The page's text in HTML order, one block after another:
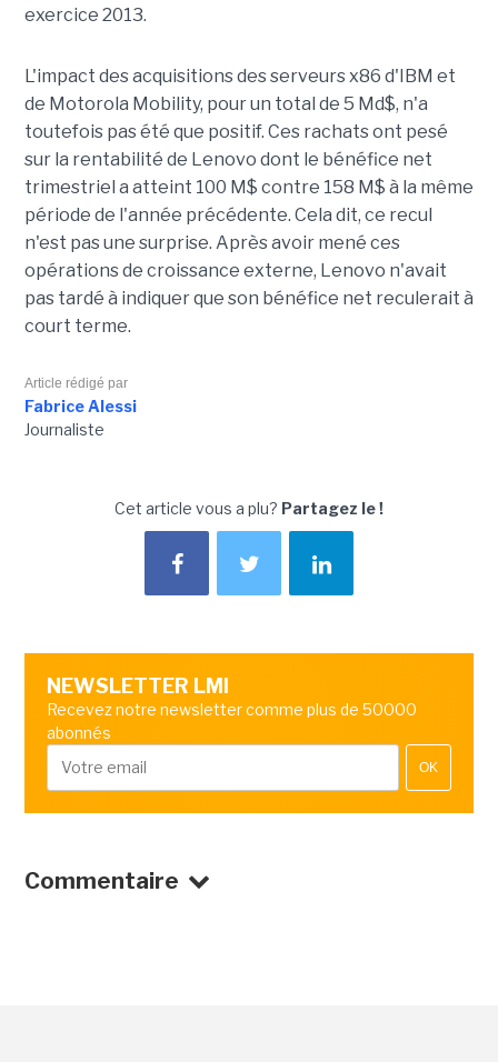
exercice 2013.
L'impact des acquisitions des serveurs x86 d'IBM et
de Motorola Mobility, pour un total de 5 Md$, n'a
toutefois pas été que positif. Ces rachats ont pesé
sur la rentabilité de Lenovo dont le bénéfice net
trimestriel a atteint 100 M$ contre 158 M$ à la même
période de l'année précédente. Cela dit, ce recul
n'est pas une surprise. Après avoir mené ces
opérations de croissance externe, Lenovo n'avait
pas tardé à indiquer que son bénéfice net reculerait à
court terme.
Article rédigé par
Fabrice Alessi
Journaliste
Cet article vous a plu? Partagez le !
NEWSLETTER LMI
Recevez notre newsletter comme plus de 50000
abonnés
OK
Commentaire